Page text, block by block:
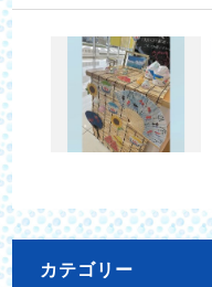
カテゴリー